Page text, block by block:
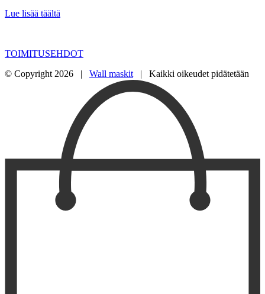
Lue lisää täältä
TOIMITUSEHDOT
© Copyright 2026 | Wall maskit | Kaikki oikeudet pidätetään